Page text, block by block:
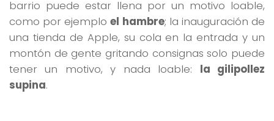
barrio puede estar llena por un motivo loable,
como por ejemploel hambre; la inauguración de
una tienda de Apple, su cola en la entrada y un
montón de gente gritando consignas solo puede
tener un motivo, y nada loable: la gilipollez
supina.